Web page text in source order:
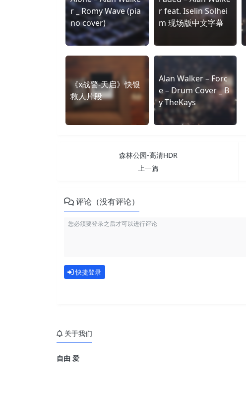
r _ Romy Wave (pia
no cover)
r feat. Iselin Solhei
m 现场版中文字幕
《x战警-天启》快银
救人片段
Alan Walker – Forc
e – Drum Cover _ B
y TheKays
森林公园-高清HDR
上一篇
评论（没有评论）
快捷登录
关于我们
自由 爱